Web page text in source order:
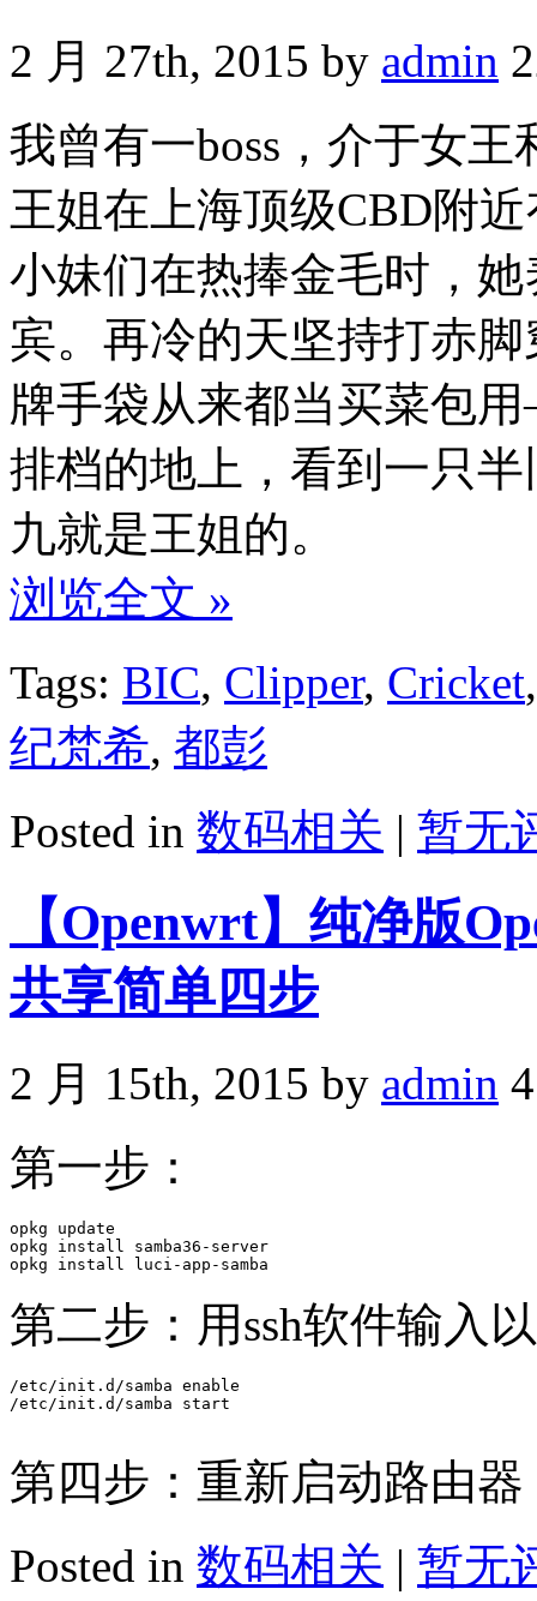
2 月 27th, 2015 by admin
我曾有一boss，介于女
王姐在上海顶级CBD附
小妹们在热捧金毛时，
宾。再冷的天坚持打赤脚
牌手袋从来都当买菜包
排档的地上，看到一只
九就是王姐的。
浏览全文 »
Tags: BIC, Clipper, Cricket
纪梵希, 都彭
Posted in 数码相关 | 暂无
【Openwrt】纯净版
共享简单四步
2 月 15th, 2015 by admin
第一步：
opkg update
opkg install samba36-server
第二步：用ssh软件输入
/etc/init.d/samba enable
/etc/init.d/samba start
第四步：重新启动路由
Posted in 数码相关 | 暂无